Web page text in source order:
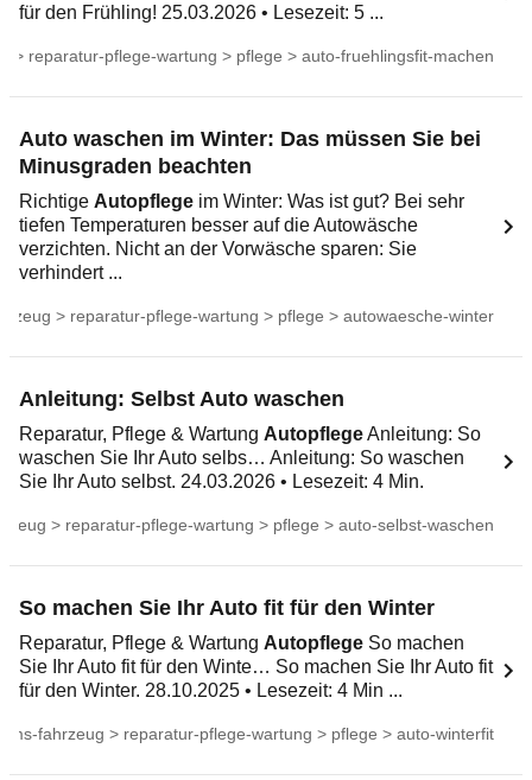
für den Frühling! 25.03.2026 • Lesezeit: 5 ...
> reparatur-pflege-wartung > pflege > auto-fruehlingsfit-machen
Auto waschen im Winter: Das müssen Sie bei
Minusgraden beachten
Richtige Autopflege im Winter: Was ist gut? Bei sehr
tiefen Temperaturen besser auf die Autowäsche
verzichten. Nicht an der Vorwäsche sparen: Sie
verhindert ...
> reparatur-pflege-wartung > pflege > autowaesche-winter
Anleitung: Selbst Auto waschen
Reparatur, Pflege & Wartung AutopflegeAnleitung: So
waschen Sie Ihr Auto selbs… Anleitung: So waschen
Sie Ihr Auto selbst. 24.03.2026 • Lesezeit: 4 Min.
> reparatur-pflege-wartung > pflege > auto-selbst-waschen
So machen Sie Ihr Auto fit für den Winter
Reparatur, Pflege & Wartung Autopflege So machen
Sie Ihr Auto fit für den Winte… So machen Sie Ihr Auto fit
für den Winter. 28.10.2025 • Lesezeit: 4 Min ...
fahrzeug > reparatur-pflege-wartung > pflege > auto-winterfit